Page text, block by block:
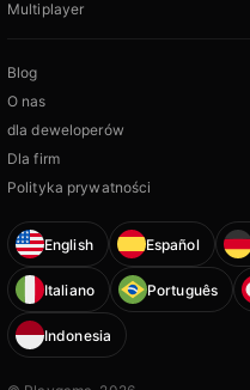
Multiplayer
Blog
O nas
dla deweloperów
Dla firm
Polityka prywatności
English Español
Italiano Português
Indonesia